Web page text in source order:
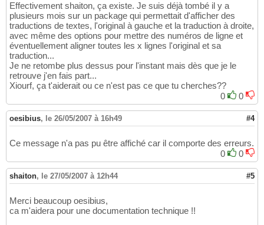
Effectivement shaiton, ça existe. Je suis déjà tombé il y a
plusieurs mois sur un package qui permettait d'afficher des
traductions de textes, l'original à gauche et la traduction à droite,
avec même des options pour mettre des numéros de ligne et
éventuellement aligner toutes les x lignes l'original et sa
traduction...
Je ne retombe plus dessus pour l'instant mais dès que je le
retrouve j'en fais part...
Xiourf, ça t'aiderait ou ce n'est pas ce que tu cherches??
0
0
oesibius, le 26/05/2007 à 16h49 #4
Ce message n'a pas pu être affiché car il comporte des erreurs.
0
0
shaiton, le 27/05/2007 à 12h44 #5
Merci beaucoup oesibius,
ca m'aidera pour une documentation technique !!